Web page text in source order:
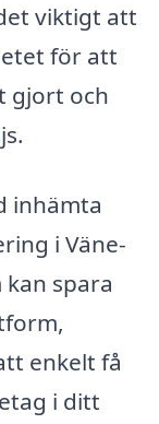
viktigt att
för att
gjort och
inhämta
i Väne-
spara
enkelt få
i ditt